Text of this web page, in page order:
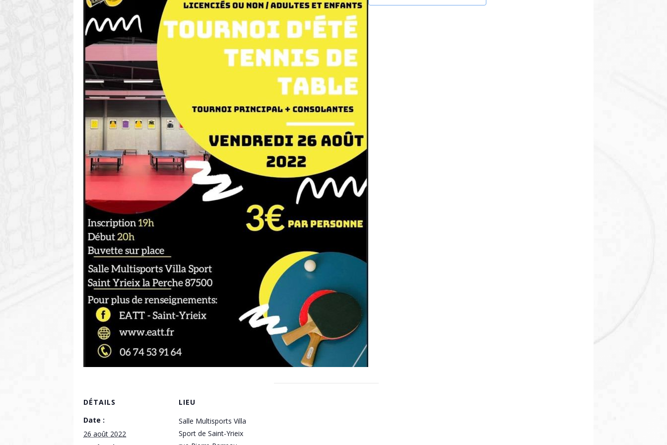
DÉTAILS
Date :
26 août 2022
LIEU
Salle Multisports Villa
Sport de Saint-Yrieix